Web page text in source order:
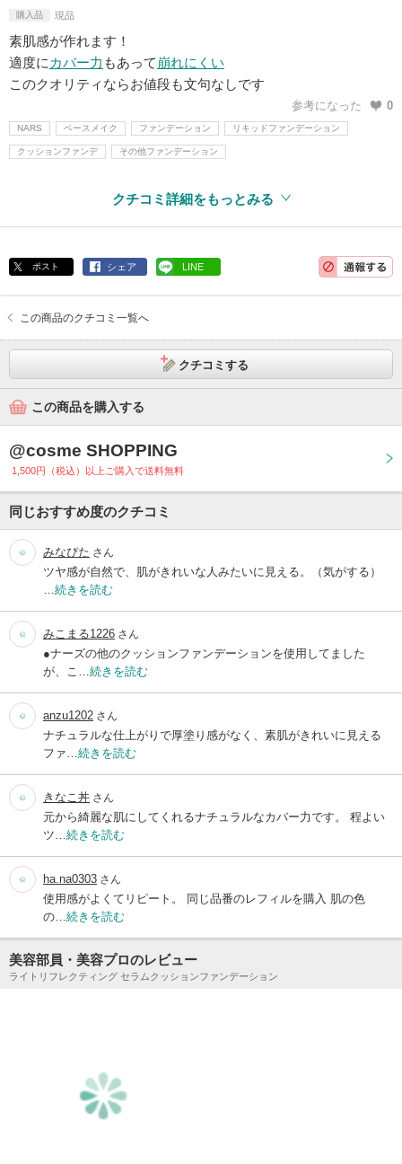
購入品 現品
素肌感が作れます！
適度に カバー力 もあって 崩れにくい
このクオリティならお値段も文句なしです
参考になった 0
NARS ベースメイク ファンデーション リキッドファンデーション
クッションファンデ その他ファンデーション
クチコミ詳細をもっとみる
ポスト シェア LINE
この商品のクチコミ一覧へ
クチコミする
この商品を購入する
@cosme SHOPPING
1,500円（税込）以上ご購入で送料無料
同じおすすめ度のクチコミ
みなぴた さん
ツヤ感が自然で、肌がきれいな人みたいに見える。（気がする）
続きを読む
みこまる1226 さん
●ナーズの他のクッションファンデーションを使用してました
が、こ… 続きを読む
anzu1202 さん
ナチュラルな仕上がりで厚塗り感がなく、素肌がきれいに見える
ファ… 続きを読む
きなこ丼 さん
元から綺麗な肌にしてくれるナチュラルなカバー力です。 程よい
ツ… 続きを読む
ha.na0303 さん
使用感がよくてリピート。 同じ品番のレフィルを購入 肌の色
の… 続きを読む
美容部員・美容プロのレビュー
ライトリフレクティング セラムクッションファンデーション